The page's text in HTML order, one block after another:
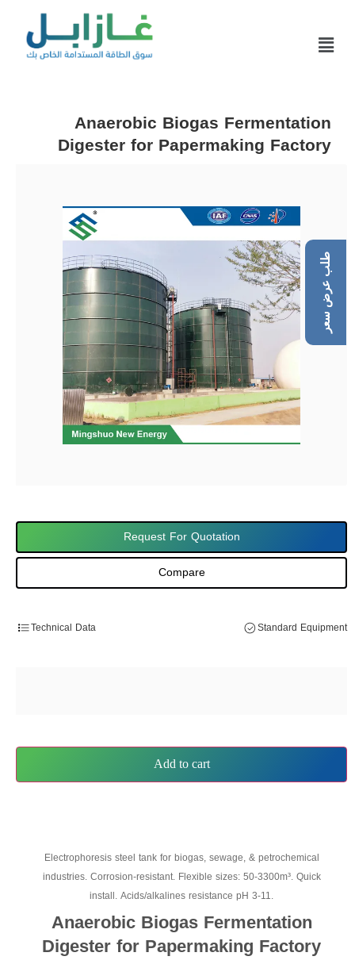
Anaerobic Biogas Fermentation
Digester for Papermaking Factory
Request For Quotation
Compare
Technical Data Standard Equipment
Add to cart
Electrophoresis steel tank for biogas, sewage, & petrochemical
industries. Corrosion-resistant. Flexible sizes: 50-3300m³. Quick
install. Acids/alkalines resistance pH 3-11.
Anaerobic Biogas Fermentation
Digester for Papermaking Factory
طلب عرض سعر